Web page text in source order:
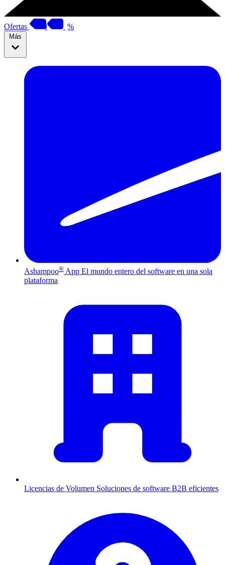
Ofertas %
Más
Ashampoo® App El mundo entero del software en una sola
plataforma
Licencias de Volumen Soluciones de software B2B eficientes